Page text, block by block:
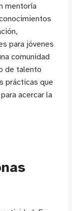
mentoría
para jóvenes
comunidad
de talento
prácticas que
acercar la